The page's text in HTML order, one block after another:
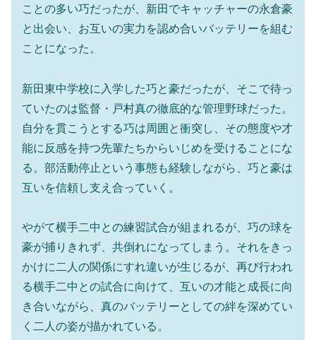
ことの多い巧だったが、新田でキャッチャーの永倉豪
と出会い、お互いの実力を認め合いバッテリーを組む
ことになった。
新田東中学校に入学した巧と豪だったが、そこで待っ
ていたのは監督・戸村真の徹底的な管理野球だった。
自分を貫こうとする巧は周囲と衝突し、その態度や才
能に反感を持つ先輩たちからいじめを受けることにな
る。部活動停止という事態も経験しながら、巧と豪は
互いを信頼し支え合っていく。
やがて横手二中との練習試合が組まれるが、巧の球を
豪が捕りきれず、共倒れになってしまう。それをきっ
かけに二人の関係にすれ違いが生じるが、再び行われ
る横手二中との試合に向けて、互いの才能と成長に向
き合いながら、真のバッテリーとしての絆を深めてい
く二人の姿が描かれている。